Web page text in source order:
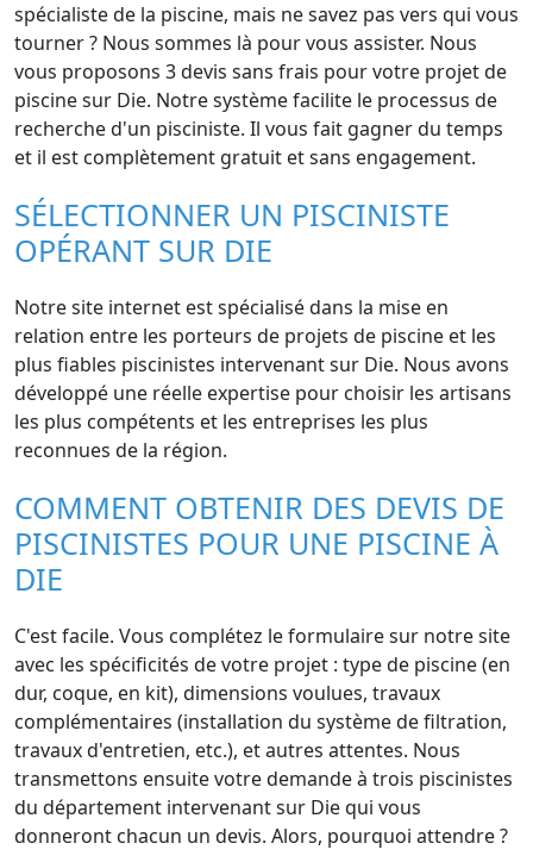
spécialiste de la piscine, mais ne savez pas vers qui vous
tourner ? Nous sommes là pour vous assister. Nous
vous proposons 3 devis sans frais pour votre projet de
piscine sur Die. Notre système facilite le processus de
recherche d'un pisciniste. Il vous fait gagner du temps
et il est complètement gratuit et sans engagement.
SÉLECTIONNER UN PISCINISTE
OPÉRANT SUR DIE
Notre site internet est spécialisé dans la mise en
relation entre les porteurs de projets de piscine et les
plus fiables piscinistes intervenant sur Die. Nous avons
développé une réelle expertise pour choisir les artisans
les plus compétents et les entreprises les plus
reconnues de la région.
COMMENT OBTENIR DES DEVIS DE
PISCINISTES POUR UNE PISCINE À
DIE
C'est facile. Vous complétez le formulaire sur notre site
avec les spécificités de votre projet : type de piscine (en
dur, coque, en kit), dimensions voulues, travaux
complémentaires (installation du système de filtration,
travaux d'entretien, etc.), et autres attentes. Nous
transmettons ensuite votre demande à trois piscinistes
du département intervenant sur Die qui vous
donneront chacun un devis. Alors, pourquoi attendre ?